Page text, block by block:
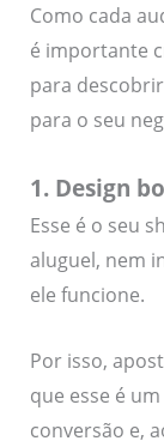
Como cada
é importante
para
para o seu
1. Design
Esse é o seu
aluguel, nem
ele funcione.
Por isso,
que esse é
conversão e,